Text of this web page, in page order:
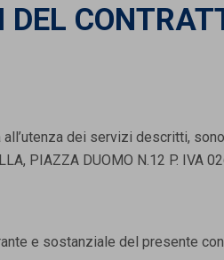
dei servizi descritti,
PIAZZA DUOMO N.12 P. IVA
e sostanziale del presente